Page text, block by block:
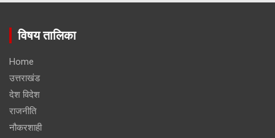
विषय तालिका
Home
उत्तराखंड
देश विदेश
राजनीति
नौकरशाही